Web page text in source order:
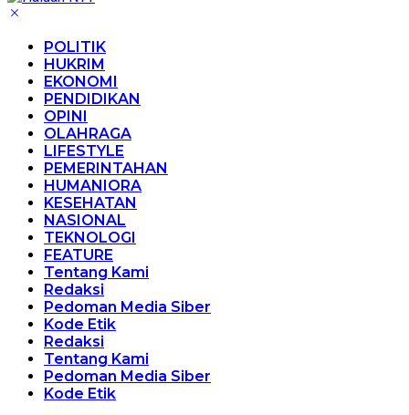
POLITIK
HUKRIM
EKONOMI
PENDIDIKAN
OPINI
OLAHRAGA
LIFESTYLE
PEMERINTAHAN
HUMANIORA
KESEHATAN
NASIONAL
TEKNOLOGI
FEATURE
Tentang Kami
Redaksi
Pedoman Media Siber
Kode Etik
Redaksi
Tentang Kami
Pedoman Media Siber
Kode Etik